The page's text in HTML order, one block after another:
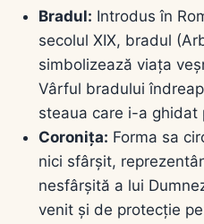
Bradul: Introdus în
secolul XIX, bradul
simbolizează viața
Vârful bradului
steaua care i-a ghidat
Coronița: Forma sa
nici sfârșit,
nesfârșită a lui
venit și de protecție